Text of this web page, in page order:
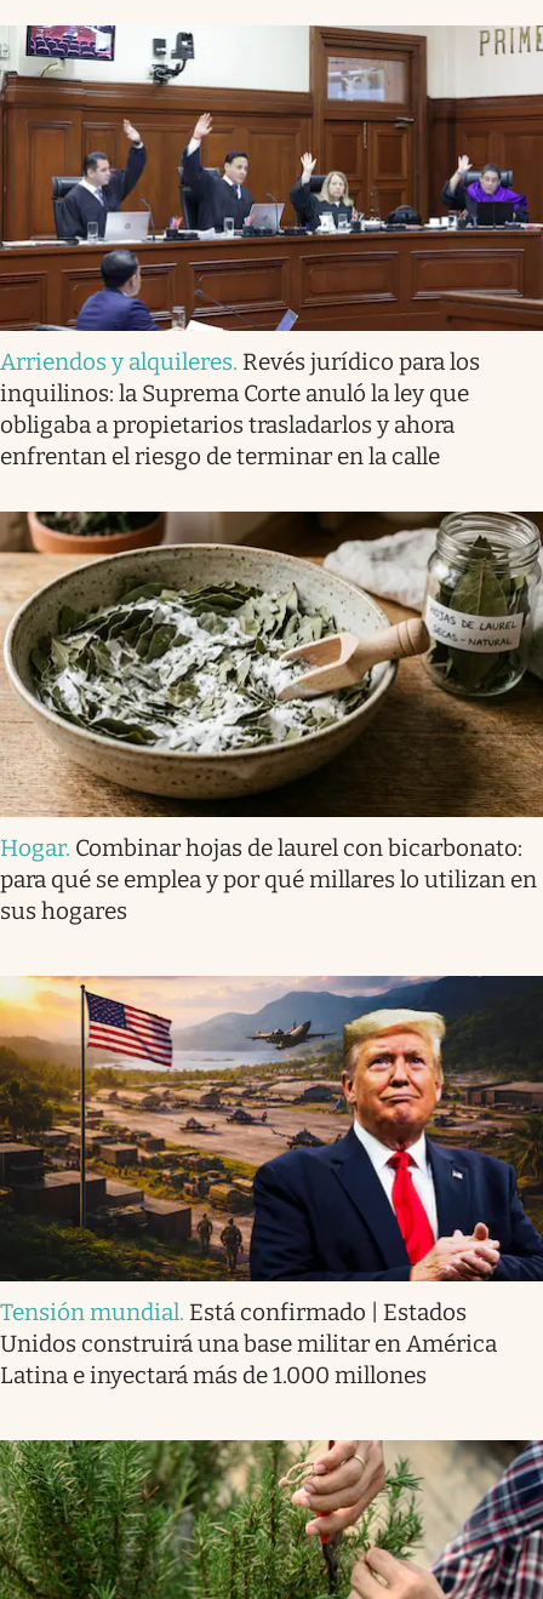
Arriendos y alquileres. Revés jurídico para los
inquilinos: la Suprema Corte anuló la ley que
obligaba a propietarios trasladarlos y ahora
enfrentan el riesgo de terminar en la calle
Hogar. Combinar hojas de laurel con bicarbonato:
para qué se emplea y por qué millares lo utilizan en
sus hogares
Tensión mundial. Está confirmado | Estados
Unidos construirá una base militar en América
Latina e inyectará más de 1.000 millones